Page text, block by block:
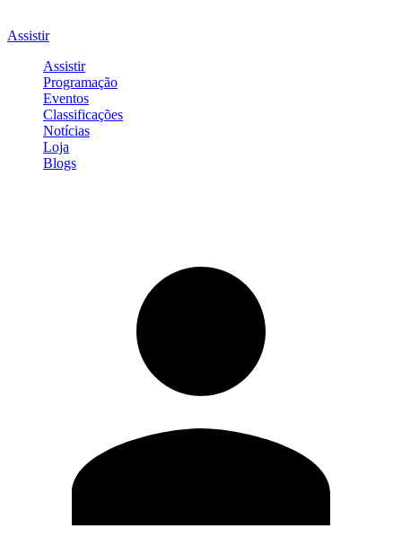
Assistir
Assistir
Programação
Eventos
Classificações
Notícias
Loja
Blogs